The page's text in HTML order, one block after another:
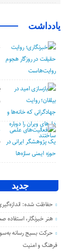
یادداشت
جدید
حفاظت شده:
هنر خبرنگار، استفاده
حرکت بسیج رسانه
فرهنگ و امنیت